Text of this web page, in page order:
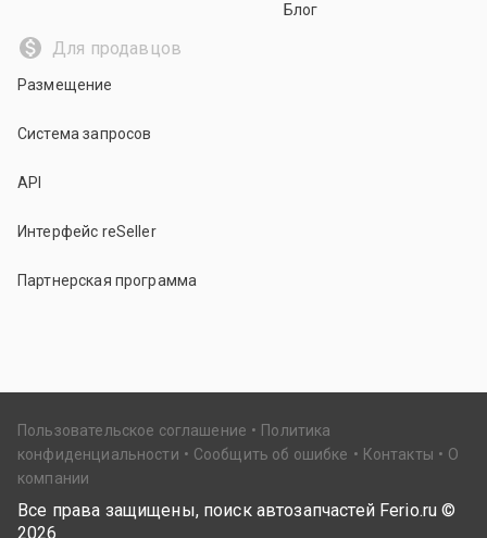
Блог
Для продавцов
Размещение
Система запросов
API
Интерфейс reSeller
Партнерская программа
Пользовательское соглашение
Политика
конфиденциальности
Сообщить об ошибке Контакты
О
компании
Все права защищены, поиск автозапчастей Ferio.ru ©
2026